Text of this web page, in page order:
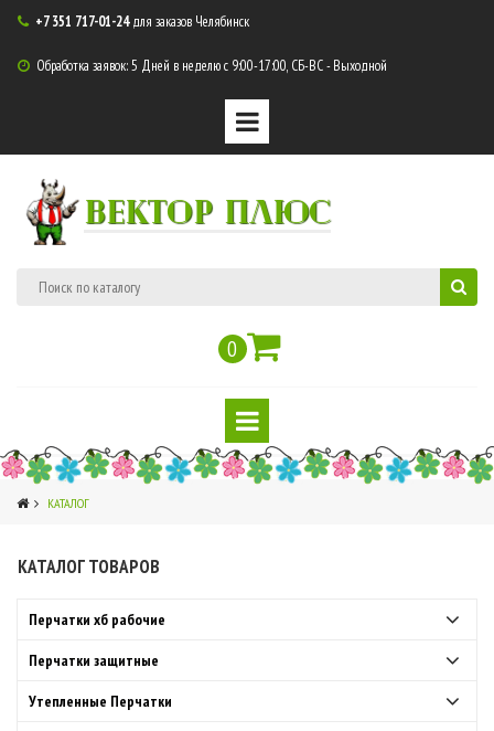
 +7 351 717-01-24для заказов Челябинск
 Обработка заявок: 5 Дней в неделю с 9:00-17:00, СБ-ВС - Выходной
ВЕКТОР ПЛЮС
0
2
КАТАЛОГ
КАТАЛОГ ТОВАРОВ
Перчатки хб рабочие
Перчатки защитные
Утепленные Перчатки